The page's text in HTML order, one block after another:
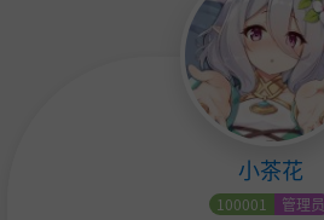
小茶花
100001
管理员